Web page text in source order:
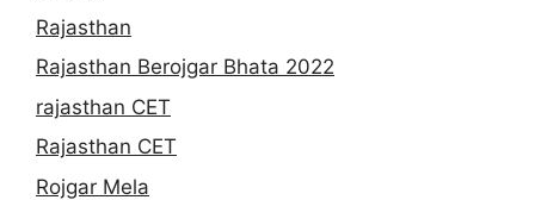
Rajasthan
Rajasthan Berojgar Bhata 2022
rajasthan CET
Rajasthan CET
Rojgar Mela